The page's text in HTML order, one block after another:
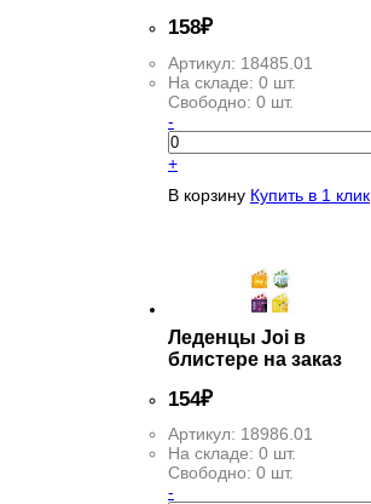
158₽
Артикул: 18485.01
На складе: 0 шт.
Свободно: 0 шт.
-
+
В корзину Купить в 1 клик
Леденцы Joi в
блистере на заказ
154₽
Артикул: 18986.01
На складе: 0 шт.
Свободно: 0 шт.
-